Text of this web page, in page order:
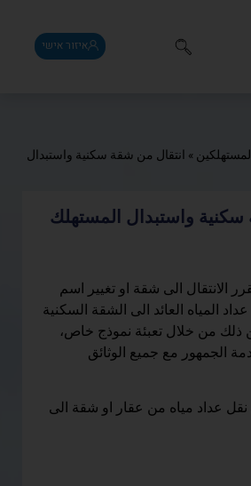
איזור אישי
» انتقال من شقة سكنية واستبدال
واستبدال المستهلك
الانتقال الى شقة او تغيير اسم
المياه العائد الى الشقة السكنية
عن ذلك من خلال تعبئة نموذج خاص،
الجمهور مع جميع الوثائق
عداد مياه من عقار او شقة الى